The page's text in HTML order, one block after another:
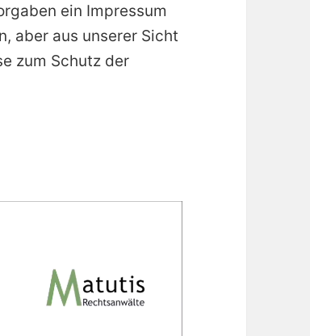
ein Impressum
aber aus unserer Sicht
zum Schutz der